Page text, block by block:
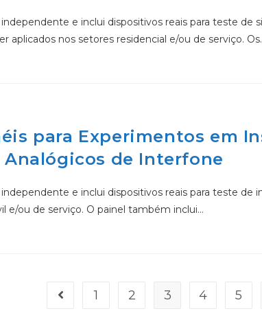
e inclui dispositivos reais para teste de
aplicados nos setores residencial e/ou de serviço.
para Experimentos em
Analógicos de Interfone
e inclui dispositivos reais para teste de
e/ou de serviço. O painel também inclui…
1 2 3 4 5